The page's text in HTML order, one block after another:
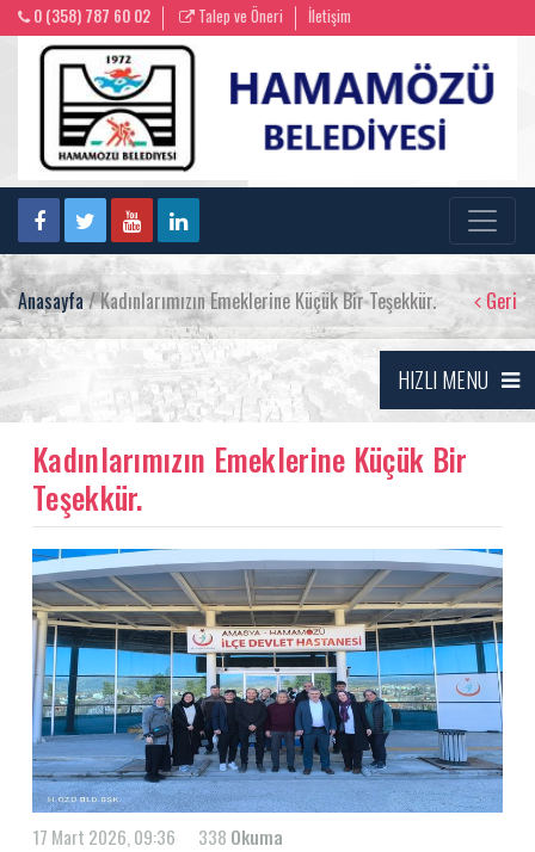
0 (358) 787 60 02 Talep ve Öneri İletişim
Anasayfa/ Kadınlarımızın Emeklerine Küçük Bir Teşekkür. Geri
HIZLI MENU
Kadınlarımızın Emeklerine Küçük Bir
Teşekkür.
17 Mart 2026, 09:36 338 Okuma